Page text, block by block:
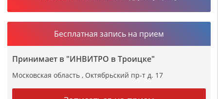
Бесплатная запись на прием
Принимает в "ИНВИТРО в Троицке"
Московская область , Октябрьский пр-т д. 17